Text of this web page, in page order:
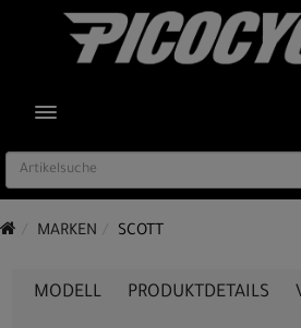
TOGGLE NAVIGATION
MARKEN SCOTT
MODELL PRODUKTDETAILS